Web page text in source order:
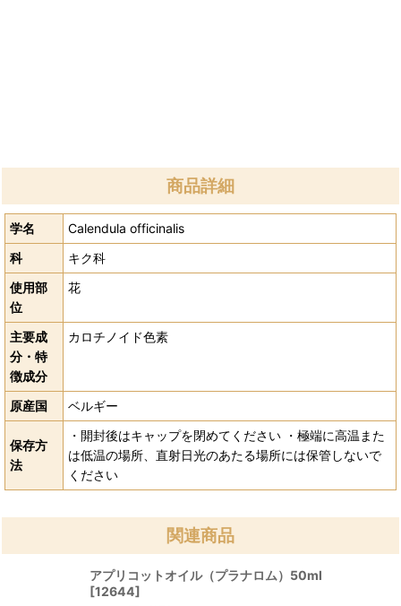
商品詳細
学名
Calendula officinalis
科
キク科
使用部
位
花
主要成
分・特
徴成分
カロチノイド色素
原産国 ベルギー
保存方
法
・開封後はキャップを閉めてください ・極端に高温また
は低温の場所、直射日光のあたる場所には保管しないで
ください
関連商品
アプリコットオイル（プラナロム）50ml
[12644]